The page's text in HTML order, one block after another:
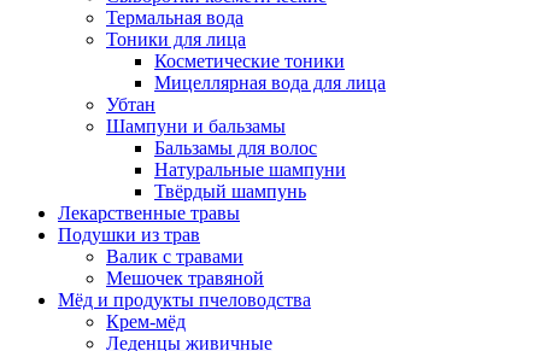
Термальная вода
Тоники для лица
Косметические тоники
Мицеллярная вода для лица
Убтан
Шампуни и бальзамы
Бальзамы для волос
Натуральные шампуни
Твёрдый шампунь
Лекарственные травы
Подушки из трав
Валик с травами
Мешочек травяной
Мёд и продукты пчеловодства
Крем-мёд
Леденцы живичные